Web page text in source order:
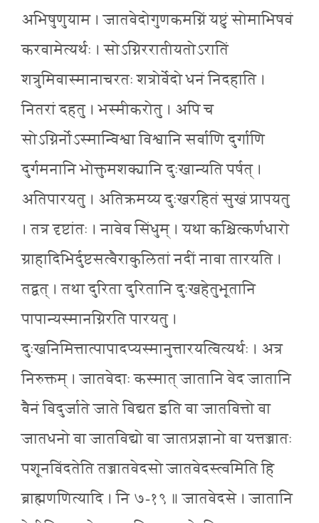
अभिषुणुयाम । जातवेदोगुणकमग्निं यष्टुं सोमाभिषवं
करवामेत्यर्थः । सोऽग्निररातीयतोऽरातिं
शत्रुमिवास्मानाचरतः शत्रोर्वेदो धनं निदहाति ।
नितरां दहतु । भस्मीकरोतु । अपि च
सोऽग्निर्नोऽस्मान्विश्वा विश्वानि सर्वाणि दुर्गाणि
दुर्गमनानि भोक्तुमशक्यानि दुःखान्यति पर्षत् ।
अतिपारयतु । अतिक्रमय्य दुःखरहितं सुखं प्रापयतु
। तत्र दृष्टांतः । नावेव सिंधुम् । यथा कश्चित्कर्णधारो
ग्राहादिभिर्दुष्टसत्वैराकुलितां नदीं नावा तारयति ।
तद्वत् । तथा दुरिता दुरितानि दुःखहेतुभूतानि
पापान्यस्मानग्निरति पारयतु ।
दुःखनिमित्तात्पापादप्यस्मानुत्तारयत्वित्यर्थः । अत्र
निरुक्तम् । जातवेदाः कस्मात् जातानि वेद जातानि
वैनं विदुर्जाते जाते विद्यत इति वा जातवित्तो वा
जातधनो वा जातविद्यो वा जातप्रज्ञानो वा यत्तज्जातः
पशूनविंदतेति तज्जातवेदसो जातवेदस्त्वमिति हि
ब्राह्मणणित्यादि । नि ७-१९ ॥ जातवेदसे । जातानि